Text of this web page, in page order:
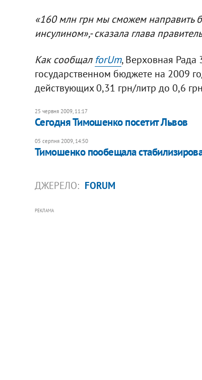
«160 млн грн мы сможем направить
инсулином»,- сказала глава
Как сообщал forUm, Верховная Рада
государственном бюджете на 2009
действующих 0,31 грн/литр до 0,6
25 червня 2009, 11:17
Сегодня Тимошенко посетит Львов
05 серпня 2009, 14:50
Тимошенко пообещала
ДЖЕРЕЛО: FORUM
РЕКЛАМА